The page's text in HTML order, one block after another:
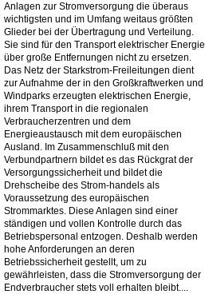
Anlagen zur Stromversorgung die überaus
wichtigsten und im Umfang weitaus größten
Glieder bei der Übertragung und Verteilung.
Sie sind für den Transport elektrischer Energie
über große Entfernungen nicht zu ersetzen.
Das Netz der Starkstrom-Freileitungen dient
zur Aufnahme der in den Großkraftwerken und
Windparks erzeugten elektrischen Energie,
ihrem Transport in die regionalen
Verbraucherzentren und dem
Energieaustausch mit dem europäischen
Ausland. Im Zusammenschluß mit den
Verbundpartnern bildet es das Rückgrat der
Versorgungssicherheit und bildet die
Drehscheibe des Strom-handels als
Voraussetzung des europäischen
Strommarktes. Diese Anlagen sind einer
ständigen und vollen Kontrolle durch das
Betriebspersonal entzogen. Deshalb werden
hohe Anforderungen an deren
Betriebssicherheit gestellt, um zu
gewährleisten, dass die Stromversorgung der
Endverbraucher stets voll erhalten bleibt....